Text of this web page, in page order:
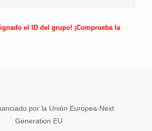
el ID del grupo! ¡Comprueba la
por la Unión Europea-Next
Generation EU